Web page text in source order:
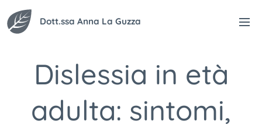
Dott.ssa Anna La Guzza
Dislessia in età
adulta: sintomi,